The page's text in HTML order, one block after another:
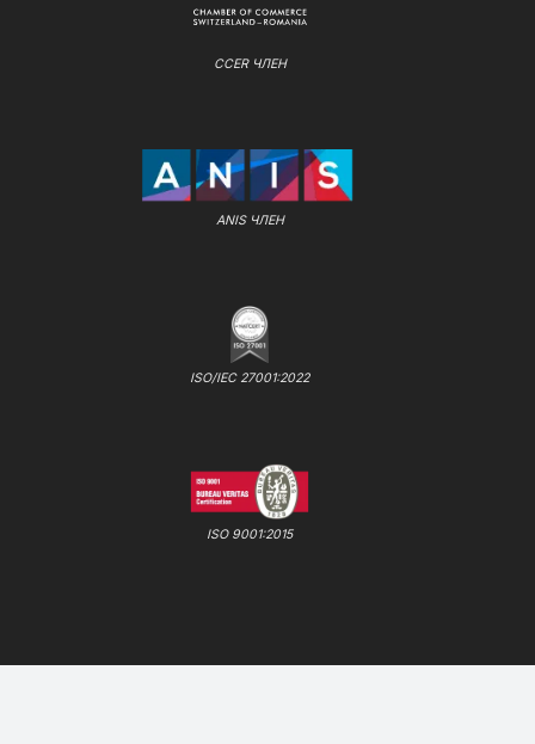
CCER ЧЛЕН
ANIS ЧЛЕН
ISO/IEC 27001:2022
ISO 9001:2015